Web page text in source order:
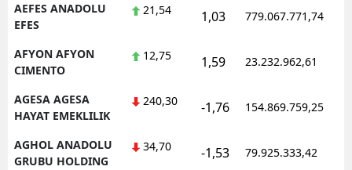
AEFES ANADOLU
EFES
21,54 1,03 779.067.771,74
AFYON AFYON
CIMENTO
12,75 1,59 23.232.962,61
AGESA AGESA
HAYAT EMEKLILIK
240,30 -1,76 154.869.759,25
AGHOL ANADOLU
GRUBU HOLDING
34,70 -1,53 79.925.333,42